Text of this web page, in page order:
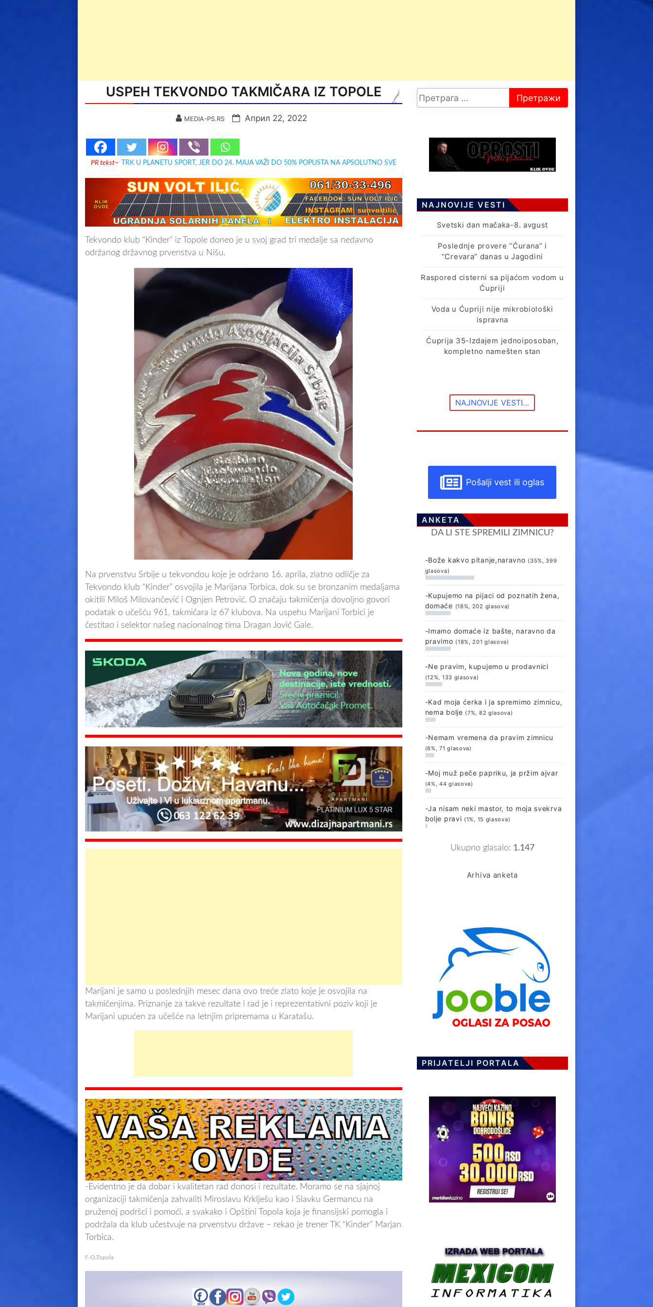
USPEH TEKVONDO TAKMIČARA IZ TOPOLE
MEDIA-PS.RS Април 22, 2022
PR tekst– TRK U PLANETU SPORT, JER DO 24. MAJA VAŽI DO 50% POPUSTA NA APSOLUTNO SVE
Tekvondo klub “Kinder” iz Topole doneo je u svoj grad tri medalje sa nedavno
održanog državnog prvenstva u Nišu.
Na prvenstvu Srbije u tekvondou koje je održano 16. aprila, zlatno odličje za
Tekvondo klub “Kinder” osvojila je Marijana Torbica, dok su se bronzanim medaljama
okitili Miloš Milovančević i Ognjen Petrović. O značaju takmičenja dovoljno govori
podatak o učešću 961. takmičara iz 67 klubova. Na uspehu Marijani Torbici je
čestitao i selektor našeg nacionalnog tima Dragan Jović Gale.
Marijani je samo u poslednjih mesec dana ovo treće zlato koje je osvojila na
takmičenjima. Priznanje za takve rezultate i rad je i reprezentativni poziv koji je
Marijani upućen za učešće na letnjim pripremama u Karatašu.
-Evidentno je da dobar i kvalitetan rad donosi i rezultate. Moramo se na sjajnoj
organizaciji takmičenja zahvaliti Miroslavu Krklješu kao i Slavku Germancu na
pruženoj podršci i pomoći, a svakako i Opštini Topola koja je finansijski pomogla i
podržala da klub učestvuje na prvenstvu države – rekao je trener TK “Kinder” Marjan
Torbica.
F-O.Topola
NAJNOVIJE VESTI
Svetski dan mačaka-8. avgust
Poslednje provere “Ćurana” i
“Crevara” danas u Jagodini
Raspored cisterni sa pijaćom vodom u
Ćupriji
Voda u Ćupriji nije mikrobiološki
ispravna
Ćuprija 35-Izdajem jednoiposoban,
kompletno namešten stan
NAJNOVIJE VESTI…
Pošalji vest ili oglas
ANKETA
DA LI STE SPREMILI ZIMNICU?
-Bože kakvo pitanje,naravno (35%, 399
glasova)
-Kupujemo na pijaci od poznatih žena,
domaće (18%, 202 glasova)
-Imamo domaće iz bašte, naravno da
pravimo (18%, 201 glasova)
-Ne pravim, kupujemo u prodavnici
(12%, 133 glasova)
-Kad moja ćerka i ja spremimo zimnicu,
nema bolje (7%, 82 glasova)
-Nemam vremena da pravim zimnicu
(6%, 71 glasova)
-Moj muž peče papriku, ja pržim ajvar
(4%, 44 glasova)
-Ja nisam neki mastor, to moja svekrva
bolje pravi (1%, 15 glasova)
Ukupno glasalo: 1.147
Arhiva anketa
PRIJATELJI PORTALA